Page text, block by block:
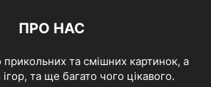
ПРО НАС
прикольних та смішних картинок, а
та ще багато чого цікавого.